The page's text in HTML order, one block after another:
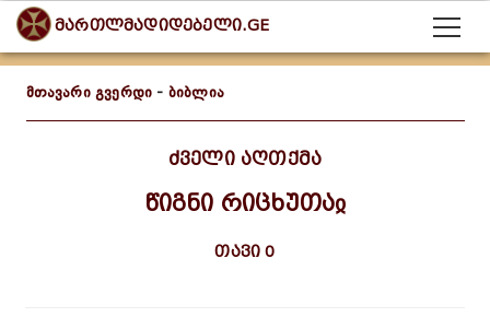
მართლმადიდებელი.GE
მთავარი გვერდი - ბიბლია
ძველი აღთქმა
წიგნი რიცხუთაჲ
თავი 0